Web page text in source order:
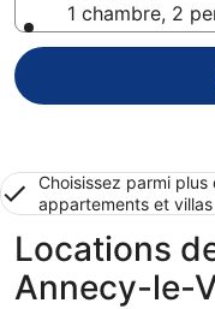
1 chambre, 2
Choisissez parmi
appartements et
Locations
Annecy-le-